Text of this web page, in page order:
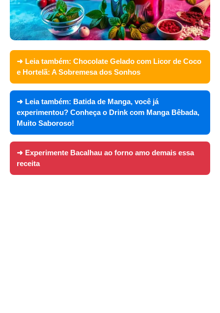
➜ Leia também: Chocolate Gelado com Licor de Coco
e Hortelã: A Sobremesa dos Sonhos
➜ Leia também: Batida de Manga, você já
experimentou? Conheça o Drink com Manga Bêbada,
Muito Saboroso!
➜ Experimente Bacalhau ao forno amo demais essa
receita